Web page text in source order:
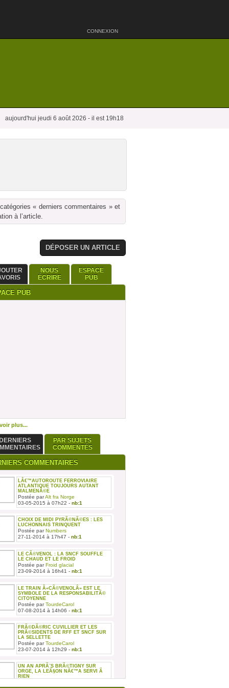
CONNEXION
aujourd'hui jeudi 6 août 2026 - il est 19h18
« derniers commentaires » et
à l’article.
DÉPOSER UN ARTICLE
NOUS
ÉCRIRE
ESPACE
PUB
PUB
plus...
DERNIERS
PAR SUJETS
COMMENTÉS
COMMENTAIRES
LÂ€™AUTOROUTE FERROVIAIRE
ATLANTIQUE TOUJOURS AUTANT
MALMENÃ©E
Postée parAlt fra Norge
03-05-2015 à 07h22 - nb:1
CHOIX DE MIDI PYRÃ©NÃ©ES : LES
LUCHONNAIS TRINQUENT
Postée parNumbers
27-11-2014 à 17h47 - nb:1
LE CÃ©VENOL : LA SNCF SOUFFLE
LE CHAUD ET LE FROID
Postée parFroid glacial
23-09-2014 à 16h41 - nb:1
LE TRAIN Â«CÃ©VENOLÂ» EST LE
SYMBOLE DE LA RESPONSABILITÃ©
CITOYENNE
Postée parTourdeCarol
07-08-2014 à 14h06 - nb:1
FRÃ©DÃ©RIC CUVILLIER ET LES
PRÃ©SIDENTS DE RFF ET SNCF SUR
LA SELLETTE
Postée parTourdeCarol
23-07-2014 à 12h29 - nb:1
UN AN APRÃ¨S BRÃ©TIGNY SUR
ORGE, LA LEÃ§ON NÂ€™A SERVI Ã
RIEN